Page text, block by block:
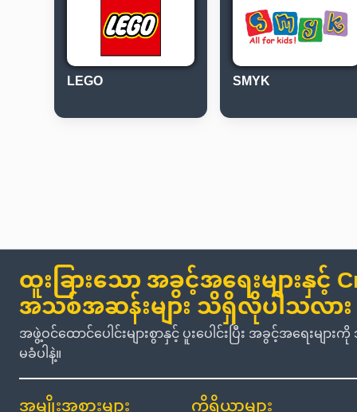
LEGO SMYK
ထူးခြားသော အခွင့်အရေးများနှင့်
အသစ်အဆန်းများ သိရှိလိုပါသလား
အဖွဲ့ဝင်ထောင်ပေါင်းများစွာနှင့် ပူးပေါင်းပြီး အခွင့်အရေး
မခံပါနဲ့။